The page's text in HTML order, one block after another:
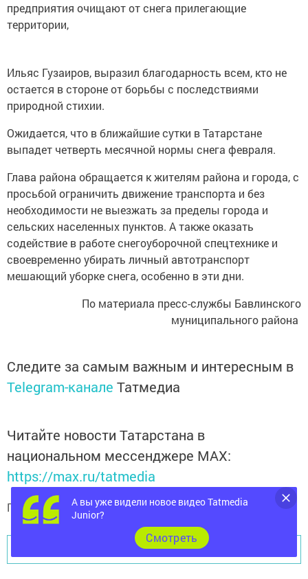
предприятия очищают от снега прилегающие
территории,
Ильяс Гузаиров, выразил благодарность всем, кто не
остается в стороне от борьбы с последствиями
природной стихии.
Ожидается, что в ближайшие сутки в Татарстане
выпадет четверть месячной нормы снега февраля.
Глава района обращается к жителям района и города, с
просьбой ограничить движение транспорта и без
необходимости не выезжать за пределы города и
сельских населенных пунктов. А также оказать
содействие в работе снегоуборочной спецтехнике и
своевременно убирать личный автотранспорт
мешающий уборке снега, особенно в эти дни.
По материала пресс-службы Бавлинского
муниципального района
Следите за самым важным и интересным в
Telegram-канале Татмедиа
Читайте новости Татарстана в
национальном мессенджере MАХ:
https://max.ru/tatmedia
Подписывайтесь нателеграм-канал "Бавлы-информ"
Перейти на страницу новости
А вы уже видели новое видео Tatmedia
Junior?
Cмотреть